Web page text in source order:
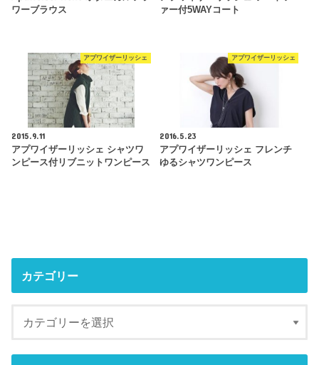
ワーブラウス
ァー付5WAYコート
アプワイザーリッシェ
2015.9.11
アプワイザーリッシェ シャツワ
ンピース付リブニットワンピース
アプワイザーリッシェ
2016.5.23
アプワイザーリッシェ フレンチ
ゆるシャツワンピース
カテゴリー